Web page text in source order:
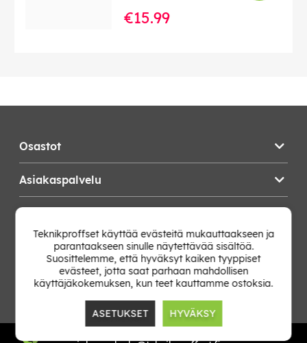
€15.99
Osastot
Asiakaspalvelu
Vaihda Maa
Teknikproffset käyttää evästeitä mukauttaakseen ja
parantaakseen sinulle näytettävää sisältöä.
Suosittelemme, että hyväksyt kaiken tyyppiset
evästeet, jotta saat parhaan mahdollisen
käyttäjäkokemuksen, kun teet kauttamme ostoksia.
ASETUKSET HYVÄKSY